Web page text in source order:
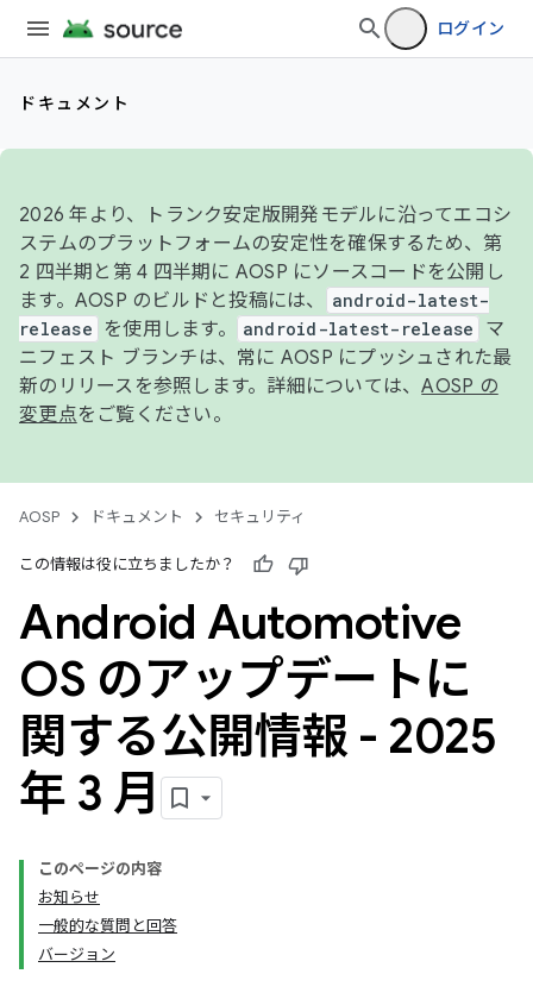
ログイン
ドキュメント
2026 年より、トランク安定版開発モデルに沿ってエコシ
ステムのプラットフォームの安定性を確保するため、第
2 四半期と第 4 四半期に AOSP にソースコードを公開し
ます。AOSP のビルドと投稿には、
android-latest-
release
を使用します。 android-latest-release
マ
ニフェスト ブランチは、常に AOSP にプッシュされた最
新のリリースを参照します。詳細については、AOSP の
変更点をご覧ください。
AOSP ドキュメント セキュリティ
この情報は役に立ちましたか？
Android Automotive
OS のアップデートに
関する公開情報 - 2025
年 3 月
このページの内容
お知らせ
一般的な質問と回答
バージョン